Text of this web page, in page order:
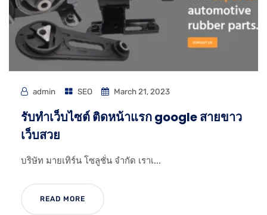
admin SEO March 21, 2023
รับทําเว็บไซต์ ติดหน้าแรก google สายขาว
เว็บสวย
บริษัท มายเทิร์น โซลูชั่น จำกัด เราเ...
READ MORE